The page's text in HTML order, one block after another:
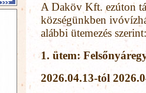
A Daköv Kft. ezúton
községünkben
alábbi ütemezés
1. ütem:
2026.04.13-tól